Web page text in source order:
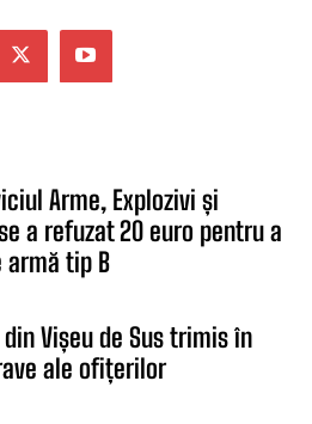
Arme, Explozivi și
a refuzat 20 euro pentru a
armă tip B
Vișeu de Sus trimis în
ale ofițerilor